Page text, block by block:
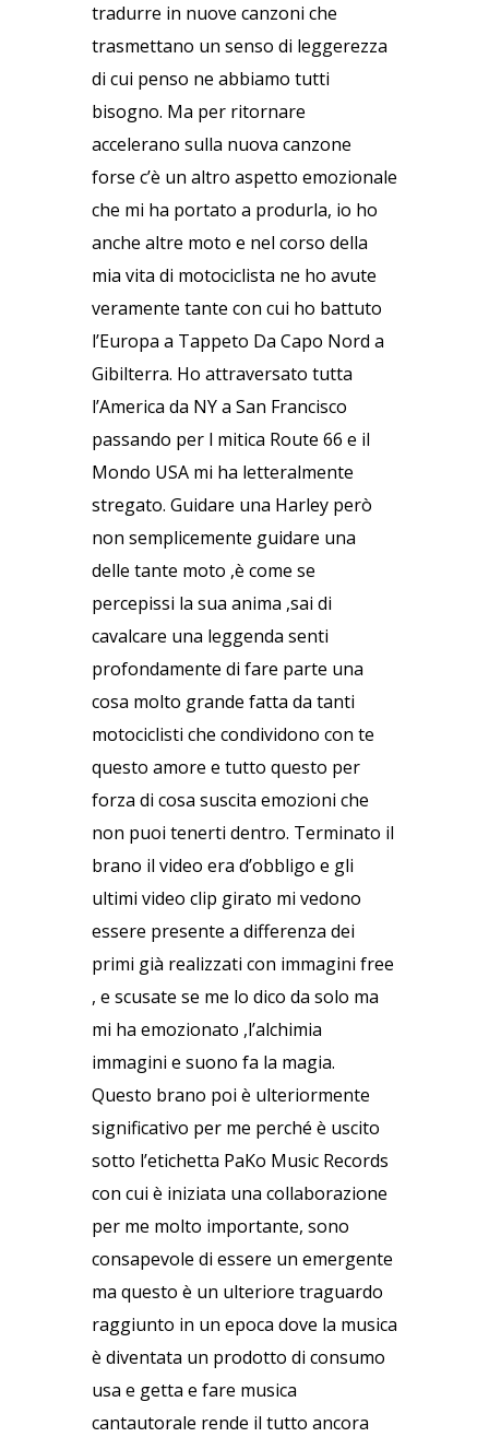
tradurre in nuove canzoni che
trasmettano un senso di leggerezza
di cui penso ne abbiamo tutti
bisogno. Ma per ritornare
accelerano sulla nuova canzone
forse c’è un altro aspetto emozionale
che mi ha portato a produrla, io ho
anche altre moto e nel corso della
mia vita di motociclista ne ho avute
veramente tante con cui ho battuto
l’Europa a Tappeto Da Capo Nord a
Gibilterra. Ho attraversato tutta
l’America da NY a San Francisco
passando per l mitica Route 66 e il
Mondo USA mi ha letteralmente
stregato. Guidare una Harley però
non semplicemente guidare una
delle tante moto ,è come se
percepissi la sua anima ,sai di
cavalcare una leggenda senti
profondamente di fare parte una
cosa molto grande fatta da tanti
motociclisti che condividono con te
questo amore e tutto questo per
forza di cosa suscita emozioni che
non puoi tenerti dentro. Terminato il
brano il video era d’obbligo e gli
ultimi video clip girato mi vedono
essere presente a differenza dei
primi già realizzati con immagini free
, e scusate se me lo dico da solo ma
mi ha emozionato ,l’alchimia
immagini e suono fa la magia.
Questo brano poi è ulteriormente
significativo per me perché è uscito
sotto l’etichetta PaKo Music Records
con cui è iniziata una collaborazione
per me molto importante, sono
consapevole di essere un emergente
ma questo è un ulteriore traguardo
raggiunto in un epoca dove la musica
è diventata un prodotto di consumo
usa e getta e fare musica
cantautorale rende il tutto ancora